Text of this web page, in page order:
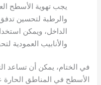
يجب تهوية الأسطح
والرطبة لتحسين
الداخل، ويمكن
والأنابيب العمودية
في الختام، يمكن أن تساعد
الأسطح في المناطق الحارة